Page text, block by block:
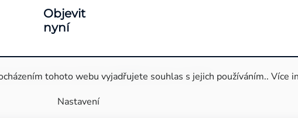
tohoto webu vyjadřujete souhlas s jejich používáním.. Více
Nastavení
Objevit
nyní
a zpracování osobních údajůInformace o cookies